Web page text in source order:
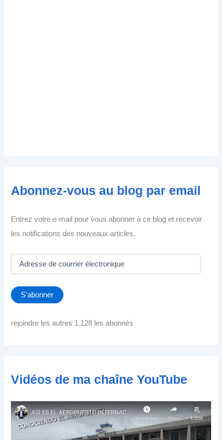
Abonnez-vous au blog par email
Entrez votre e-mail pour vous abonner à ce blog et recevoir
les notifications des nouveaux articles.
e
s
d
r
e
r
S'abonner
rejoindre les autres 1.128 les abonnés
Vidéos de ma chaîne YouTube